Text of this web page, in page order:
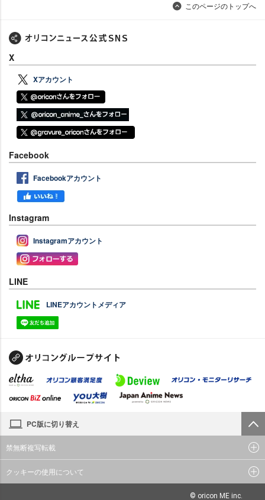
このページのトップへ
X
Xアカウント
Facebook
Facebookアカウント
Instagram
Instagramアカウント
LINE
LINEアカウントメディア
PC版に切り替え
禁無断複写転載
クッキーの使用について
© oricon ME inc.